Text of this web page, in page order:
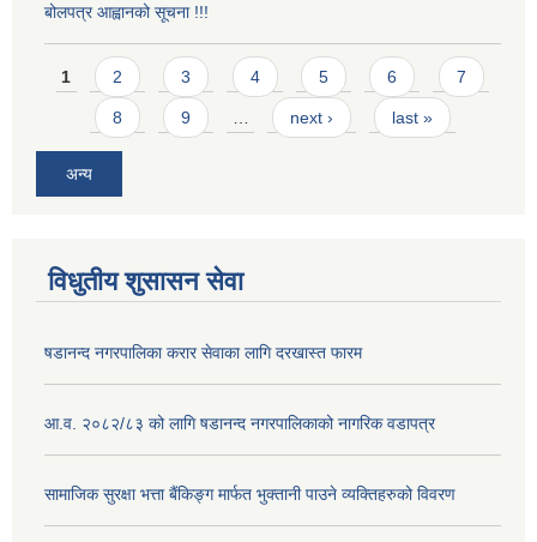
बोलपत्र आह्वानको सूचना !!!
Pages
1 2 3 4 5 6 7
8 9 … next › last »
अन्य
विधुतीय शुसासन सेवा
षडानन्द नगरपालिका करार सेवाका लागि दरखास्त फारम
आ.व. २०८२/८३ को लागि षडानन्द नगरपालिकाको नागरिक वडापत्र
सामाजिक सुरक्षा भत्ता बैंकिङ्ग मार्फत भुक्तानी पाउने व्यक्तिहरुको विवरण